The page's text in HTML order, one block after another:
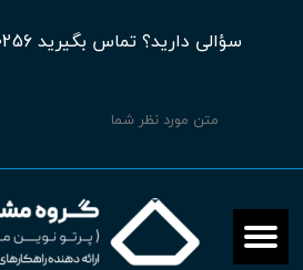
سؤالی دارید؟ تماس بگیرید 02188970256